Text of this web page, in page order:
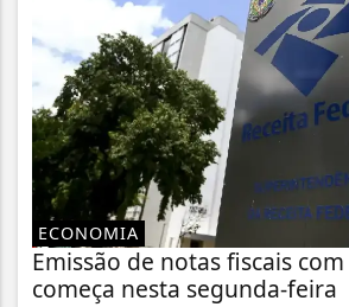
ECONOMIA
Emissão de notas fiscais com
começa nesta segunda-feira